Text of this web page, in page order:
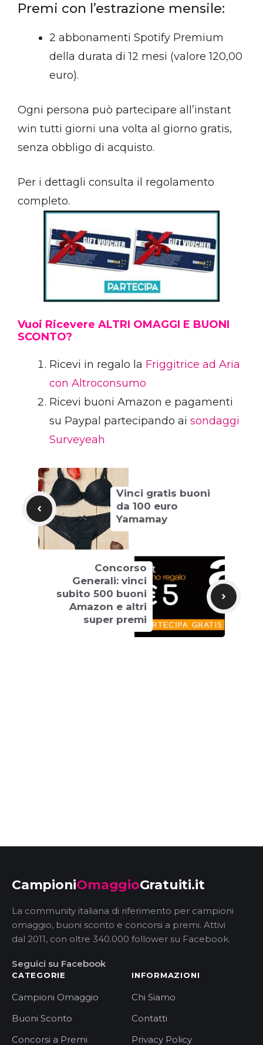
Premi con l’estrazione mensile:
2 abbonamenti Spotify Premium
della durata di 12 mesi (valore 120,00
euro).
Ogni persona può partecipare all’instant
win tutti giorni una volta al giorno gratis,
senza obbligo di acquisto.
Per i dettagli consulta il regolamento
completo.
Vuoi Ricevere ALTRI OMAGGI E BUONI
SCONTO?
Ricevi in regalo la Friggitrice ad Aria
con Altroconsumo
Ricevi buoni Amazon e pagamenti
su Paypal partecipando ai sondaggi
Surveyeah
Vinci gratis buoni
da 100 euro
Yamamay
Concorso
Generali: vinci
subito 500 buoni
Amazon e altri
super premi
CampioniOmaggioGratuiti.it
La community italiana di riferimento per campioni
omaggio, buoni sconto e concorsi a premi. Attivi
dal 2011, con oltre 340.000 follower su Facebook.
Seguici su Facebook
CATEGORIE
Campioni Omaggio
Buoni Sconto
Concorsi a Premi
INFORMAZIONI
Chi Siamo
Contatti
Privacy Policy